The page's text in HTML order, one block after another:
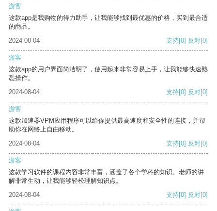
游客
这款app是我购物的得力助手，让我能够找到最优惠的价格，买到最合适
的商品。
2024-08-04
支持[0] 反对[0]
游客
这款app的用户界面简洁明了，使用起来非常容易上手，让我能够快速熟
悉操作。
2024-08-04
支持[0] 反对[0]
游客
这款加速器VPM应用程序可以给你提供最高速度和安全性的连接，并帮
助你在网络上自由移动。
2024-08-04
支持[0] 反对[0]
游客
这款学习软件的课程内容非常丰富，涵盖了各个学科的知识。老师的讲
解非常生动，让我能够轻松理解知识点。
2024-08-04
支持[0] 反对[0]